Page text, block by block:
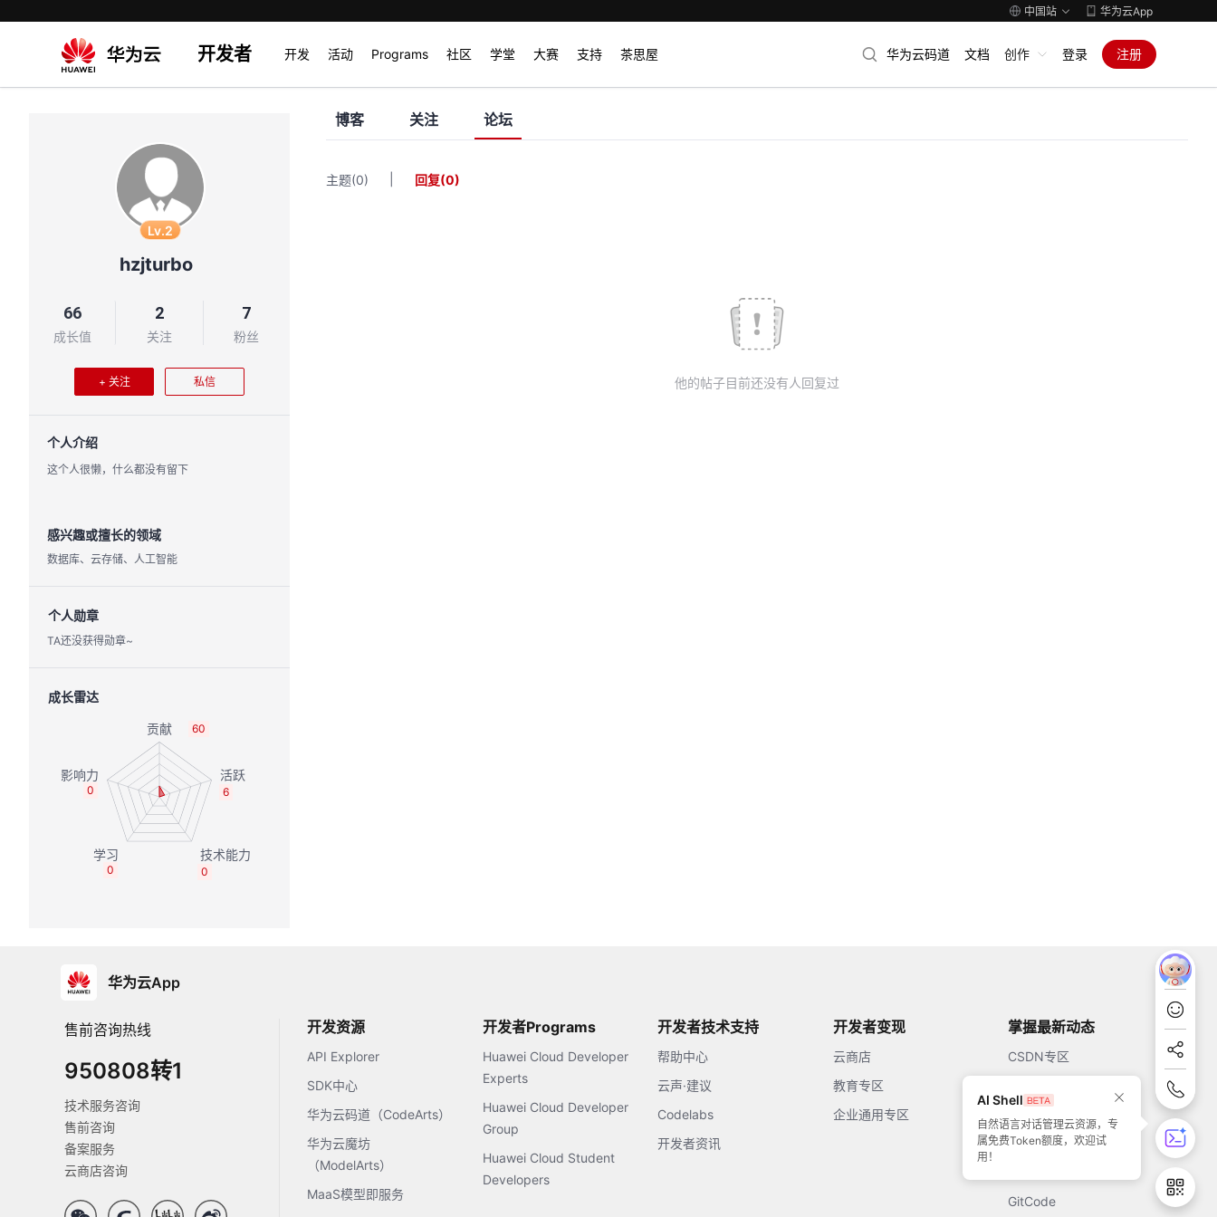
中国站 华为云App
开发者 开发 活动 Programs 社区 学堂 大赛 支持 茶思屋 华为云码道 文档 创作 登录 注册
Lv.2
hzjturbo
66
成长值
2
关注
7
粉丝
+ 关注 私信
个人介绍
这个人很懒，什么都没有留下
感兴趣或擅长的领域
数据库、云存储、人工智能
个人勋章
TA还没获得勋章~
成长雷达
60
6
0
0
0
博客 关注 论坛
主题(0) 回复(0)
他的帖子目前还没有人回复过
华为云App
售前咨询热线
950808转1
技术服务咨询
售前咨询
备案服务
云商店咨询
开发资源
API Explorer
SDK中心
华为云码道（CodeArts）
华为云魔坊
（ModelArts）
MaaS模型即服务
开发者Programs
Huawei Cloud Developer
Experts
Huawei Cloud Developer
Group
Huawei Cloud Student
Developers
开发者技术支持
帮助中心
云声·建议
Codelabs
开发者资讯
开发者变现
云商店
教育专区
企业通用专区
掌握最新动态
CSDN专区
51CTO
GitCode
AI Shell
自然语言对话管理云资源，专
属免费Token额度，欢迎试
用！